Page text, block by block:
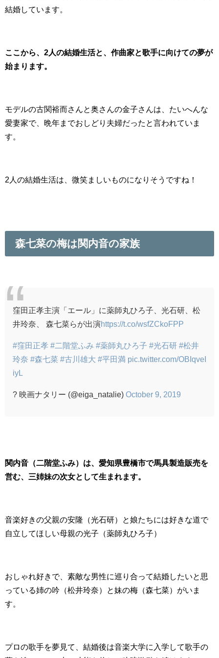
結婚しています。
ここから、2人の結婚生活と、作曲家と歌手に向けての夢が
始まります。
モデルの古関裕而さんと奥さんの金子さんは、たいへんな
愛妻家で、晩年までおしどり夫婦だったと言われていま
す。
2人の結婚生活は、微笑ましいものになりそうですね！
森七菜の梅は関内音の家族
窪田正孝主演「エール」に薬師丸ひろ子、光石研、松
井玲奈、 森七菜らが出演https://t.co/wsfZCkoFPP
#窪田正孝 #二階堂ふみ #薬師丸ひろ子 #光石研 #松井
玲奈 #森七菜 #古川雄大 #平田満 pic.twitter.com/OBIqveI
iyL
? 映画ナタリー (@eiga_natalie) October 9, 2019
関内音（二階堂ふみ）は、愛知県豊橋市で馬具製造販売を
営む、三姉妹の次女として生まれます。
音楽好きの父親の安隆（光石研）と娘たちには好きな道で
自立してほしい母親の光子（薬師丸ひろ子）
おしゃれ好きで、素敵な男性に巡り合って結婚したいと思
っている姉の吟（松井玲奈）と妹の梅（森七菜）がいま
す。
プロの歌手を夢見て、結婚後は音楽大学に入学して歌手の